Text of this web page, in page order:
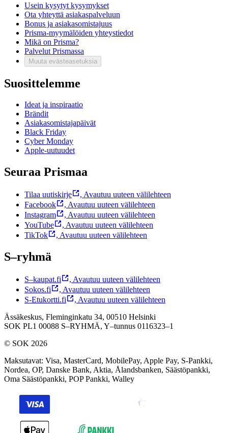
Usein kysytyt kysymykset
Ota yhteyttä asiakaspalveluun
Bonus ja asiakasomistajuus
Prisma-myymälöiden yhteystiedot
Mikä on Prisma?
Palvelut Prismassa
Muuta evästeasetuksia
Suosittelemme
Ideat ja inspiraatio
Brändit
Asiakasomistajapäivät
Black Friday
Cyber Monday
Apple-uutuudet
Seuraa Prismaa
Tilaa uutiskirje , Avautuu uuteen välilehteen
Facebook
, Avautuu uuteen välilehteen
Instagram
, Avautuu uuteen välilehteen
YouTube
, Avautuu uuteen välilehteen
TikTok
, Avautuu uuteen välilehteen
S–ryhmä
S–kaupat.fi , Avautuu uuteen välilehteen
Sokos.fi
, Avautuu uuteen välilehteen
S-Etukortti.fi
, Avautuu uuteen välilehteen
Ässäkeskus, Fleminginkatu 34, 00510 Helsinki
SOK PL1 00088 S–RYHMÄ, Y–tunnus 0116323–1
© SOK 2026
Maksutavat: Visa, MasterCard, MobilePay, Apple Pay, S-Pankki,
Nordea, OP, Danske Bank, Aktia, Ålandsbanken, Säästöpankki,
Oma Säästöpankki, POP Pankki, Walley